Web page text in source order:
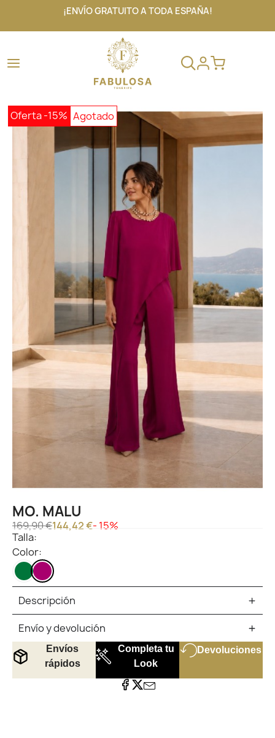
¡ENVÍO GRATUITO A TODA ESPAÑA!
Oferta-15%
MO. MALU
169,90 €144,42 €- 15%
Talla:
Color:
VERDE
OS
BERENJENA
CLARO
Descripción
Envío y devolución
Envíos
rápidos
Completa tu
Look
Devoluciones